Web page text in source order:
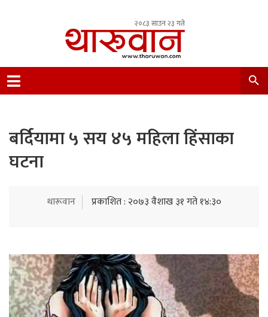
२०८३ साउन २३ गते
Nepal.
बर्दियामा ५ सय ४५ महिला हिंसाका
घटना
थारूवान प्रकाशित : २०७३ वैशाख ३१ गते १४:३०